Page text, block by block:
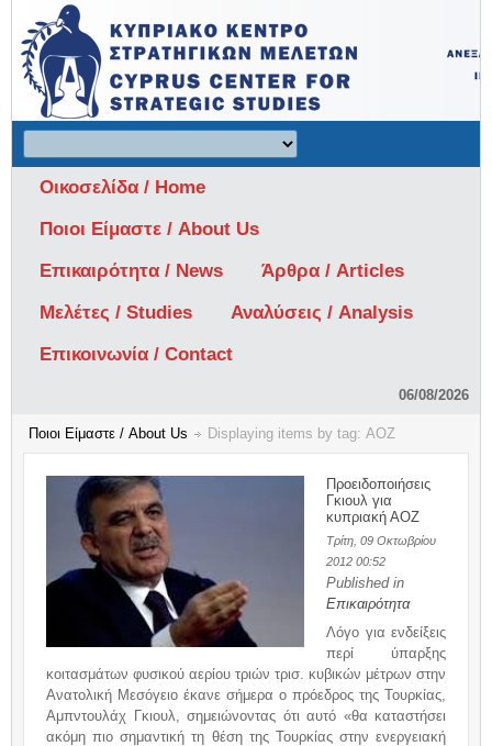
Οικοσελίδα / Home
Ποιοι Είμαστε / About Us
Επικαιρότητα / News
Άρθρα / Articles
Μελέτες / Studies
Αναλύσεις / Analysis
Επικοινωνία / Contact
06/08/2026
Ποιοι Είμαστε / About Us Displaying items by tag: ΑΟΖ
Προειδοποιήσεις
Γκιουλ για
κυπριακή ΑΟΖ
Τρίτη, 09 Οκτωβρίου
2012 00:52
Published in
Επικαιρότητα
Λόγο για ενδείξεις
περί ύπαρξης
κοιτασμάτων φυσικού αερίου τριών τρισ. κυβικών μέτρων στην
Ανατολική Μεσόγειο έκανε σήμερα ο πρόεδρος της Τουρκίας,
Αμπντουλάχ Γκιουλ, σημειώνοντας ότι αυτό «θα καταστήσει
ακόμη πιο σημαντική τη θέση της Τουρκίας στην ενεργειακή